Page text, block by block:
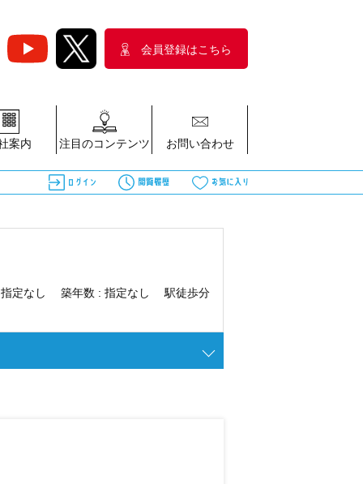
会員登録はこちら
案内 注目のコンテンツ お問い合わせ
指定なし 築年数 : 指定なし 駅徒歩分